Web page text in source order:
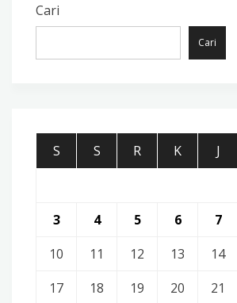
Cari
Cari
S S R K J
3
4 5 6 7
10
11 12 13 14
17
18 19 20 21